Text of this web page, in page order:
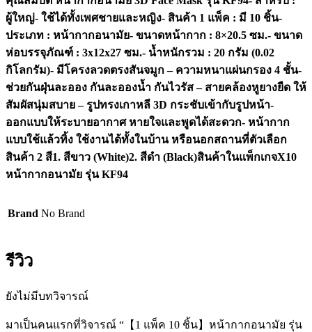
ผู้ใหญ่- ใช้ได้ทั้งเพศชายและหญิง- สินค้า 1 แพ็ค : มี 10 ชิ้น-
ประเภท : หน้ากากอนามัย- ขนาดหน้ากาก : 8×20.5 ซม.- ขนาด
ห่อบรรจุภัณฑ์ : 3x12x27 ซม.- น้ำหนักรวม : 20 กรัม (0.02
กิโลกรัม)- มีโครงลวดตรงสันจมูก – ความหนาแผ่นกรอง 4 ชั้น-
ช่วยกันฝุ่นละออง กันละอองน้ำ กันไวรัส – สายคล้องหูยางยืด ให้
สัมผัสนุ่มสบาย – รูปทรงเกาหลี 3D กระชับเข้ากับรูปหน้า-
ออกแบบให้ระบายอากาศ หายใจและพูดได้สะดวก- หน้ากาก
แบบใช้แล้วทิ้ง ใช้งานได้ทั้งในบ้าน หรือนอกสถานที่ตัวเลือก
สินค้า 2 สี1. สีขาว (White)2. สีดำ (Black)สินค้าในแพ็กเกจX10
หน้ากากอนามัย รุ่น KF94
Brand No Brand
รีวิว
ยังไม่มีบทวิจารณ์
มาเป็นคนแรกที่วิจารณ์ “【1 แพ็ค 10 ชิ้น】หน้ากากอนามัย รุ่น